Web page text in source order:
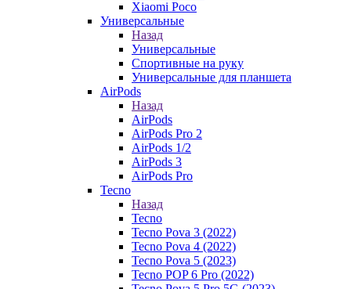
Xiaomi Poco
Универсальные
Назад
Универсальные
Спортивные на руку
Универсальные для планшета
AirPods
Назад
AirPods
AirPods Pro 2
AirPods 1/2
AirPods 3
AirPods Pro
Tecno
Назад
Tecno
Tecno Pova 3 (2022)
Tecno Pova 4 (2022)
Tecno Pova 5 (2023)
Tecno POP 6 Pro (2022)